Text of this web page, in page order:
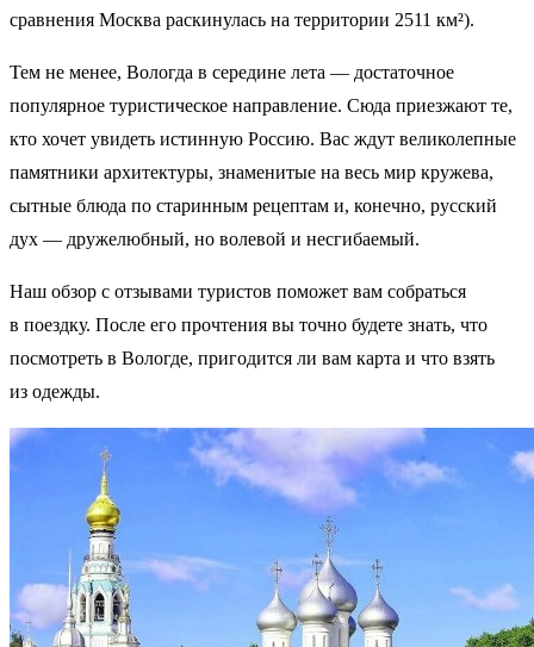
сравнения Москва раскинулась на территории 2511 км²).
Тем не менее, Вологда в середине лета — достаточное
популярное туристическое направление. Сюда приезжают те,
кто хочет увидеть истинную Россию. Вас ждут великолепные
памятники архитектуры, знаменитые на весь мир кружева,
сытные блюда по старинным рецептам и, конечно, русский
дух — дружелюбный, но волевой и несгибаемый.
Наш обзор с отзывами туристов поможет вам собраться
в поездку. После его прочтения вы точно будете знать, что
посмотреть в Вологде, пригодится ли вам карта и что взять
из одежды.